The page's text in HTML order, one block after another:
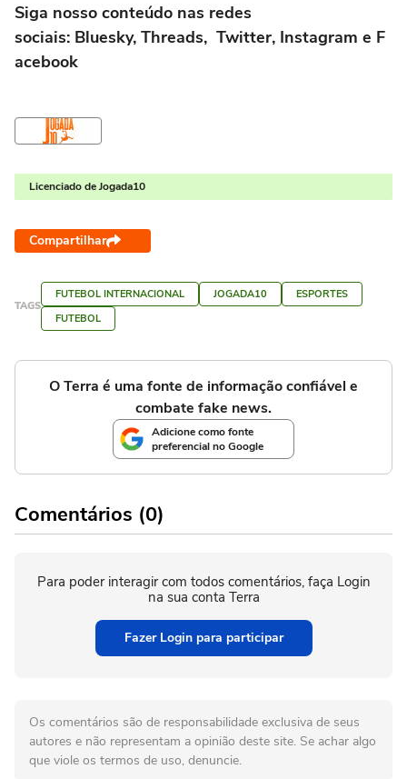
Siga nosso conteúdo nas redes
sociais: Bluesky, Threads, Twitter, Instagram e F
acebook
Licenciado de Jogada10
Compartilhar
TAGS
FUTEBOL INTERNACIONAL JOGADA10
ESPORTES
FUTEBOL
O Terra é uma fonte de informação confiável e
combate fake news.
Adicione como fonte
preferencial no Google
Comentários (0)
Para poder interagir com todos comentários, faça Login
na sua conta Terra
Fazer Login para participar
Os comentários são de responsabilidade exclusiva de seus
autores e não representam a opinião deste site. Se achar algo
que viole os termos de uso, denuncie.